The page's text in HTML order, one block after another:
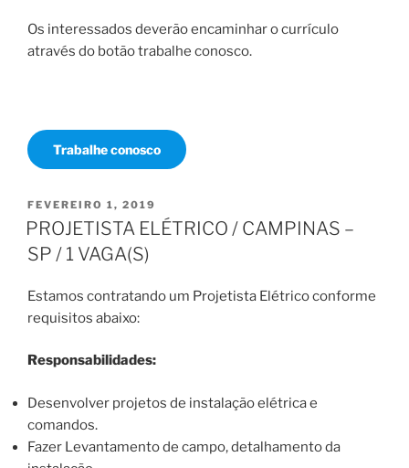
Os interessados deverão encaminhar o currículo
através do botão trabalhe conosco.
Trabalhe conosco
PUBLICADO
EM
FEVEREIRO 1, 2019
PROJETISTA ELÉTRICO / CAMPINAS –
SP / 1 VAGA(S)
Estamos contratando um Projetista Elétrico conforme
requisitos abaixo:
Responsabilidades:
Desenvolver projetos de instalação elétrica e
comandos.
Fazer Levantamento de campo, detalhamento da